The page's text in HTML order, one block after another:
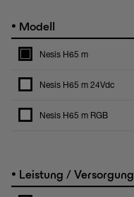
• Modell
Nesis H65 m
Nesis H65 m 24Vdc
Nesis H65 m RGB
• Leistung / Versorgung